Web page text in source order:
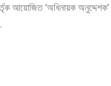
আয়োজিত ‘অধিনায়ক অনুদ্দেশক’